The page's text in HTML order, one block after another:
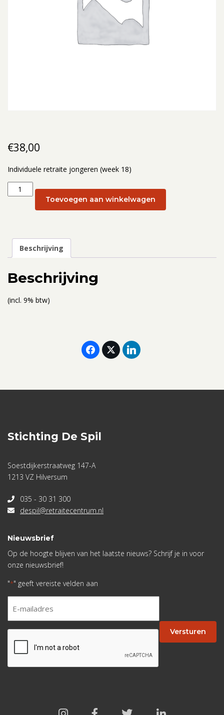
€38,00
Individuele retraite jongeren (week 18)
Individuele
retraite
jongeren
april
Toevoegen aan winkelwagen
Beschrijving
Beschrijving
(incl. 9% btw)
Stichting De Spil
Soestdijkerstraatweg 147-A
1213 VZ Hilversum
035 - 30 31 300
despil@retraitecentrum.nl
Nieuwsbrief
Op de hoogte blijven van het laatste nieuws? Schrijf je in voor
onze nieuwsbrief!
"*" geeft vereiste velden aan
* Versturen